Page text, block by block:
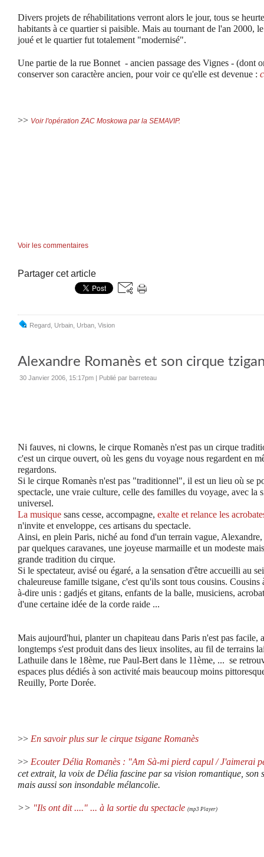
Divers projets de réhabilitations verront alors le jour, tous se
habitants à ce quartier si paisible. Mais au tournant de l'an 2000,
joué et le quartier fut totalement "modernisé".
Une partie de la rue Bonnet - ancien passage des Vignes - (dont
conserver son caractère ancien, pour voir ce qu'elle est devenue :
>> Voir l'opération ZAC Moskowa par la SEMAVIP.
Voir les commentaires
Partager cet article
Regard Urbain Urban Vision
Alexandre Romanès et son cirque
30 Janvier 2006, 15:17pm | Publié par barreteau
Ni fauves, ni clowns, le cirque Romanès n'est pas un cirque
c'est un cirque ouvert, où les gens du voyage nous regardent en
regardons.
Si le cirque Romanès n'est pas "traditionnel", il est un lieu où se
spectacle, une vraie culture, celle des familles du voyage, avec la
universel.
La musique sans cesse, accompagne, exalte et relance les
n'invite et enveloppe, ces artisans du spectacle.
Ainsi, en plein Paris, niché au fond d'un terrain vague,
par quelques caravanes, une joyeuse marmaille et un modeste
grande tradition du cirque.
Si le spectateur, avisé ou égaré, a la sensation d'être accueilli au
chaleureuse famille tsigane, c'est qu'ils sont tous cousins.
à-dire unis : gadjés et gitans, enfants de la balle, musiciens,
d'une certaine idée de la corde raide ...
Mais aujourd'hui, planter un chapiteau dans Paris n'est pas facile,
longtemps s'est produit dans des lieux insolites, au fil de terrains
Lathuile dans le 18ème, rue Paul-Bert dans le 11ème, ... se
espaces plus dédiés à son activité mais beaucoup moins
Reuilly, Porte Dorée.
>> En savoir plus sur le cirque tsigane Romanès
>> Ecouter Délia Romanès : "Am Sà-mi pierd capul / J'aimerai
cet extrait, la voix de Délia fascine par sa vision romantique, son
mais aussi son insondable mélancolie.
>> "Ils ont dit ...." ... à la sortie du spectacle (mp3 Player)